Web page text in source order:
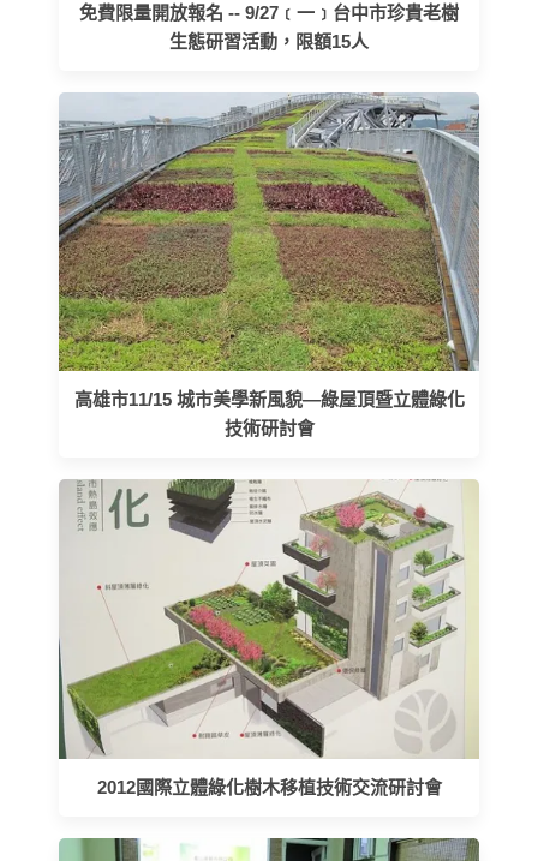
免費限量開放報名 -- 9/27﹝一﹞台中市珍貴老樹
生態研習活動，限額15人
高雄市11/15 城市美學新風貌—綠屋頂暨立體綠化
技術研討會
2012國際立體綠化樹木移植技術交流研討會